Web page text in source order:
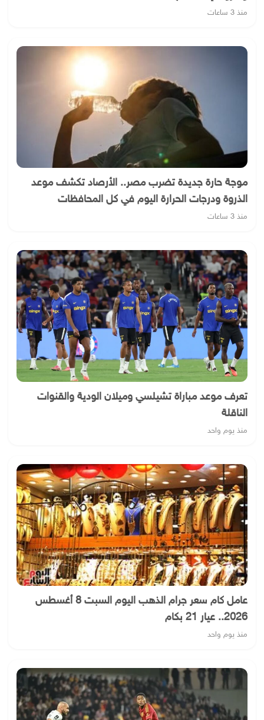
منذ 3 ساعات
موجة حارة جديدة تضرب مصر.. الأرصاد تكشف موعد
الذروة ودرجات الحرارة اليوم في كل المحافظات
منذ 3 ساعات
تعرف موعد مباراة تشيلسي وميلان الودية والقنوات
الناقلة
منذ يوم واحد
عامل كام سعر جرام الذهب اليوم السبت 8 أغسطس
2026.. عيار 21 بكام
منذ يوم واحد